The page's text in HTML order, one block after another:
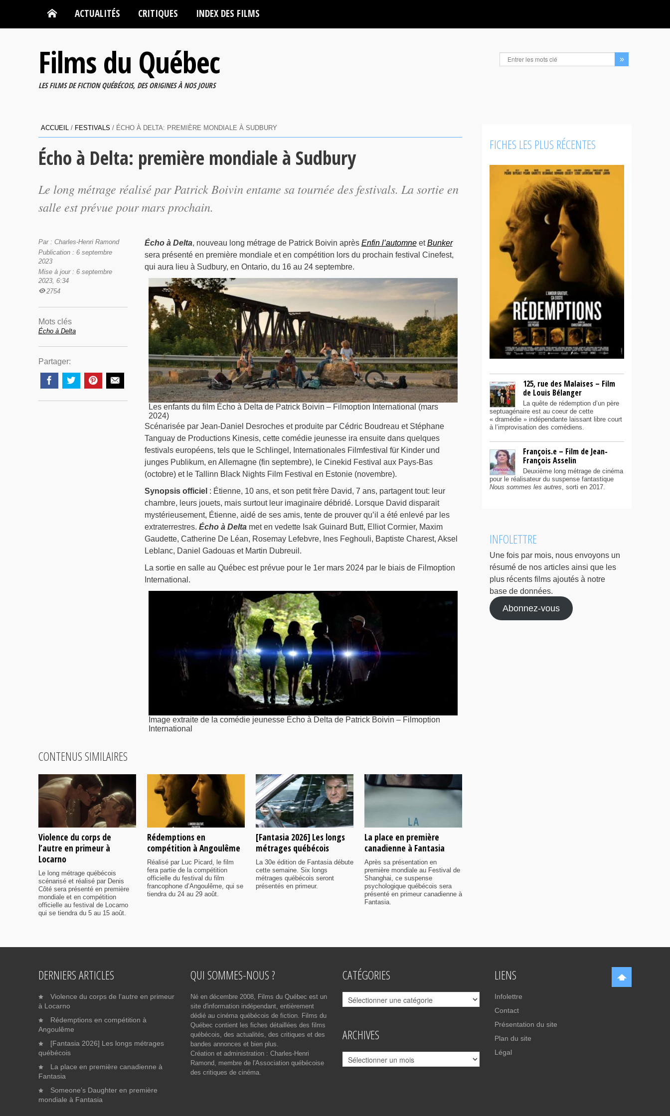
ACTUALITÉS CRITIQUES INDEX DES FILMS
Films du Québec
LES FILMS DE FICTION QUÉBÉCOIS, DES ORIGINES À NOS JOURS
ACCUEIL / FESTIVALS / ÉCHO À DELTA: PREMIÈRE MONDIALE À SUDBURY
Écho à Delta: première mondiale à Sudbury
Le long métrage réalisé par Patrick Boivin entame sa tournée des festivals. La sortie en
salle est prévue pour mars prochain.
Écho à Delta, nouveau long métrage de Patrick Boivin après Enfin l’automneetBunker
sera présenté en première mondiale et en compétition lors du prochain festival Cinefest,
qui aura lieu à Sudbury, en Ontario, du 16 au 24 septembre.
Les enfants du film Écho à Delta de Patrick Boivin – Filmoption International (mars
2024)
Scénarisée par Jean-Daniel Desroches et produite par Cédric Boudreau et Stéphane
Tanguay de Productions Kinesis, cette comédie jeunesse ira ensuite dans quelques
festivals européens, tels que le Schlingel, Internationales Filmfestival für Kinder und
junges Publikum, en Allemagne (fin septembre), le Cinekid Festival aux Pays-Bas
(octobre) et le Tallinn Black Nights Film Festival en Estonie (novembre).
Synopsis officiel : Étienne, 10 ans, et son petit frère David, 7 ans, partagent tout: leur
chambre, leurs jouets, mais surtout leur imaginaire débridé. Lorsque David disparait
mystérieusement, Étienne, aidé de ses amis, tente de prouver qu’il a été enlevé par les
extraterrestres. Écho à Deltamet en vedette Isak Guinard Butt, Elliot Cormier, Maxim
Gaudette, Catherine De Léan, Rosemay Lefebvre, Ines Feghouli, Baptiste Charest, Aksel
Leblanc, Daniel Gadouas et Martin Dubreuil.
La sortie en salle au Québec est prévue pour le 1er mars 2024 par le biais de Filmoption
International.
Image extraite de la comédie jeunesse Écho à Delta de Patrick Boivin – Filmoption
International
Par : Charles-Henri Ramond
Publication : 6 septembre
2023
Mise à jour : 6 septembre
2023, 6:34
2754
Mots clés
Écho à Delta
Partager:
CONTENUS SIMILAIRES
Violence du corps de
l’autre en primeur à
Locarno
Le long métrage québécois
scénarisé et réalisé par Denis
Côté sera présenté en première
mondiale et en compétition
officielle au festival de Locarno
qui se tiendra du 5 au 15 août.
Rédemptions en
compétition à Angoulême
Réalisé par Luc Picard, le film
fera partie de la compétition
officielle du festival du film
francophone d’Angoulême, qui se
tiendra du 24 au 29 août.
[Fantasia 2026] Les longs
métrages québécois
La 30e édition de Fantasia débute
cette semaine. Six longs
métrages québécois seront
présentés en primeur.
La place en première
canadienne à Fantasia
Après sa présentation en
première mondiale au Festival de
Shanghai, ce suspense
psychologique québécois sera
présenté en primeur canadienne à
Fantasia.
FICHES LES PLUS RÉCENTES
125, rue des Malaises – Film
de Louis Bélanger
La quête de rédemption d’un père
septuagénaire est au coeur de cette
« dramédie » indépendante laissant libre court
à l’improvisation des comédiens.
François.e – Film de Jean-
François Asselin
Deuxième long métrage de cinéma
pour le réalisateur du suspense fantastique
Nous sommes les autres, sorti en 2017.
INFOLETTRE
Une fois par mois, nous envoyons un
résumé de nos articles ainsi que les
plus récents films ajoutés à notre
base de données.
Abonnez-vous
DERNIERS ARTICLES
Violence du corps de l’autre en primeur
à Locarno
Rédemptions en compétition à
Angoulême
[Fantasia 2026] Les longs métrages
québécois
La place en première canadienne à
Fantasia
Someone’s Daughter en première
mondiale à Fantasia
QUI SOMMES-NOUS ?
Né en décembre 2008, Films du Québec est un
site d'information indépendant, entièrement
dédié au cinéma québécois de fiction. Films du
Québec contient les fiches détaillées des films
québécois, des actualités, des critiques et des
bandes annonces et bien plus.
Création et administration : Charles-Henri
Ramond, membre de l'Association québécoise
des critiques de cinéma.
CATÉGORIES
Catégories
ARCHIVES
Archives
LIENS
Infolettre
Contact
Présentation du site
Plan du site
Légal